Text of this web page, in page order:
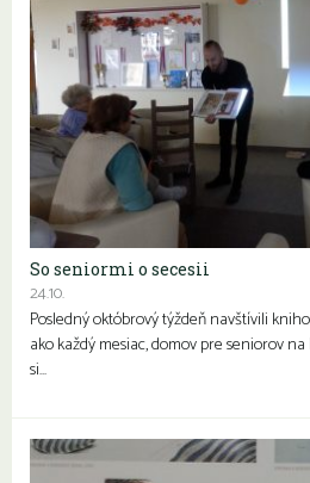
So seniormi o secesii
24.10.
Posledný októbrový týždeň navštívili
ako každý mesiac, domov pre seniorov
si…